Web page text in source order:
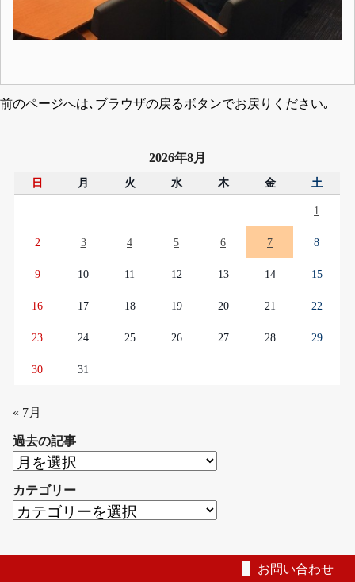
前のページへは､ブラウザの戻るボタンでお戻りください｡
2026年8月
日 月 火 水 木 金 土
1
2 3 4 5 6 7 8
9 10 11 12 13 14 15
16 17 18 19 20 21 22
23 24 25 26 27 28 29
30 31
« 7月
過去の記事
過
の
記
カテゴリー
カ
お問い合わせ